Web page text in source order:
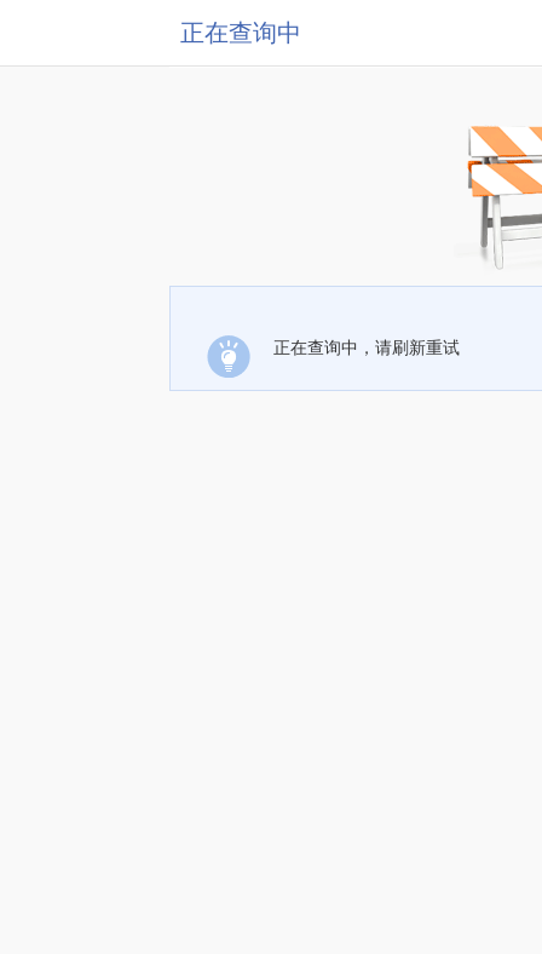
正在查询中
正在查询中，请刷新重试